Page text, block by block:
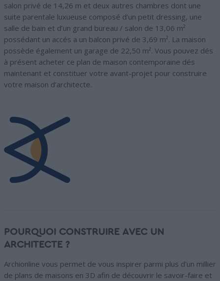
salon privé de 14,26 m et deux autres chambres dont une
suite parentale luxueuse composé d’un petit dressing, une
salle de bain et d’un grand bureau / salon de 13,06 m²
possédant un accés a un balcon privé de 3,69 m². La maison
possède également un garage de 22,50 m². Vous pouvez dés
à présent acheter ce plan de maison contemporaine dés
maintenant et constituer votre avant-projet pour construire
votre maison d’architecte.
POURQUOI CONSTRUIRE AVEC UN
ARCHITECTE ?
Archionline vous permet de vous inspirer parmi plus d'un millier
de plans de maisons en 3D afin de découvrir le savoir-faire et